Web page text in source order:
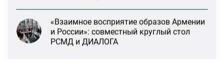
«Взаимное восприятие образов Армении
и России»: совместный круглый стол
РСМД и ДИАЛОГА